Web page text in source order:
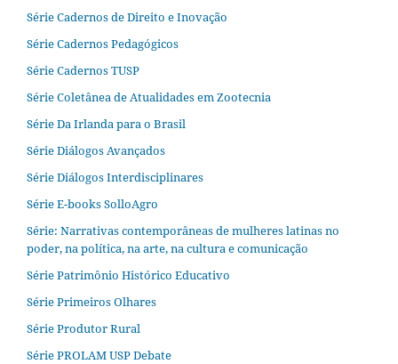
Série Cadernos de Direito e Inovação
Série Cadernos Pedagógicos
Série Cadernos TUSP
Série Coletânea de Atualidades em Zootecnia
Série Da Irlanda para o Brasil
Série Diálogos Avançados
Série Diálogos Interdisciplinares
Série E-books SolloAgro
Série: Narrativas contemporâneas de mulheres latinas no
poder, na política, na arte, na cultura e comunicação
Série Patrimônio Histórico Educativo
Série Primeiros Olhares
Série Produtor Rural
Série PROLAM USP Debate